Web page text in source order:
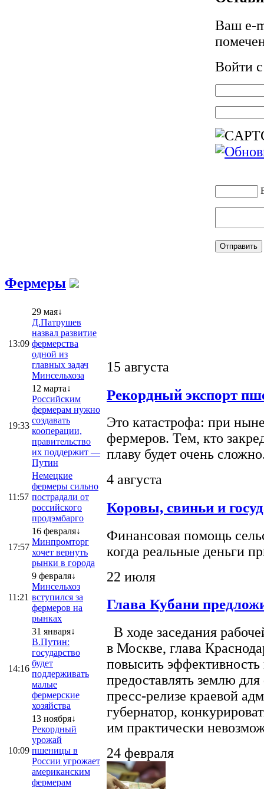
Ваш e-
Войти
Фермеры
13:09
29 мая↓
Д.Патрушев
назвал развитие
фермерства
одной из
главных задач
Минсельхоза
19:33
12 марта↓
Российским
фермерам нужно
создавать
кооперации,
правительство
их поддержит —
Путин
11:57
Немецкие
фермеры сильно
пострадали от
российского
продэмбарго
17:57
16 февраля↓
Минпромторг
хочет вернуть
рынки в города
11:21
9 февраля↓
Минсельхоз
вступился за
фермеров на
рынках
14:16
31 января↓
В.Путин:
государство
будет
поддерживать
малые
фермерские
хозяйства
10:09
13 ноября↓
Рекордный
урожай
пшеницы в
России угрожает
американским
фермерам
15 августа
Рекордный экспорт
Это катастрофа: при
фермеров. Тем, кто
плаву будет очень
4 августа
Коровы, свиньи и
Финансовая помощь
когда реальные деньги
22 июля
Глава Кубани
В ходе заседания
в Москве, глава
повысить эффективность
предоставлять землю
пресс-релизе краевой
губернатор,
им практически
24 февраля